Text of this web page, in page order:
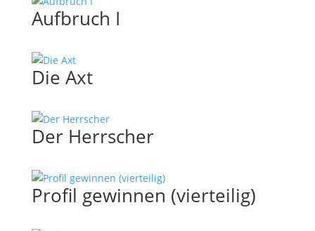
Aufbruch I
Die Axt
Der Herrscher
Profil gewinnen (vierteilig)